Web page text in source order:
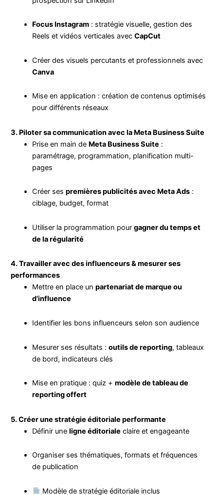
Focus Instagram : stratégie visuelle, gestion des
Reels et vidéos verticales avecCapCut
Créer des visuels percutants et professionnels avec
Canva
Mise en application : création de contenus optimisés
pour différents réseaux
3. Piloter sa communication avec la Meta Business Suite
Prise en main de Meta Business Suite :
paramétrage, programmation, planification multi-
pages
Créer sespremières publicités avec Meta Ads :
ciblage, budget, format
Utiliser la programmation pourgagner du temps et
de la régularité
4. Travailler avec des influenceurs & mesurer ses
performances
Mettre en place unpartenariat de marque ou
d’influence
Identifier les bons influenceurs selon son audience
Mesurer ses résultats :outils de reporting, tableaux
de bord, indicateurs clés
Mise en pratique : quiz +modèle de tableau de
reporting offert
5. Créer une stratégie éditoriale performante
Définir uneligne éditoriale claire et engageante
Organiser ses thématiques, formats et fréquences
de publication
Modèle de stratégie éditoriale inclus